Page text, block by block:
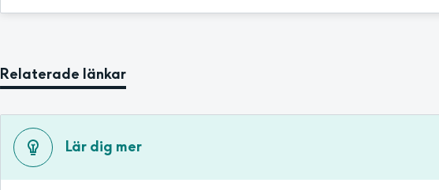
Relaterade länkar
Lär dig mer